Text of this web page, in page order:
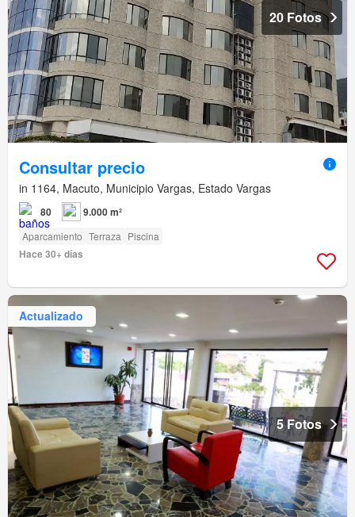
20 Fotos
Consultar precio
in 1164, Macuto, Municipio Vargas, Estado Vargas
80 9.000 m²
Aparcamiento Terraza Piscina
Hace 30+ días
Actualizado
5 Fotos